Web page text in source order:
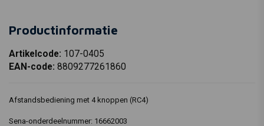
Productinformatie
Artikelcode: 107-0405
EAN-code: 8809277261860
Afstandsbediening met 4 knoppen (RC4)
Sena-onderdeelnummer: 16662003